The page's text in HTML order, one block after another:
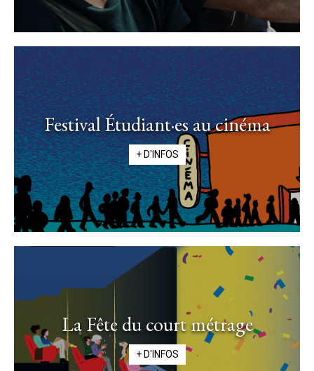
Festival Étudiant·es au cinéma
+ D'INFOS
La Fête du court métrage
+ D'INFOS